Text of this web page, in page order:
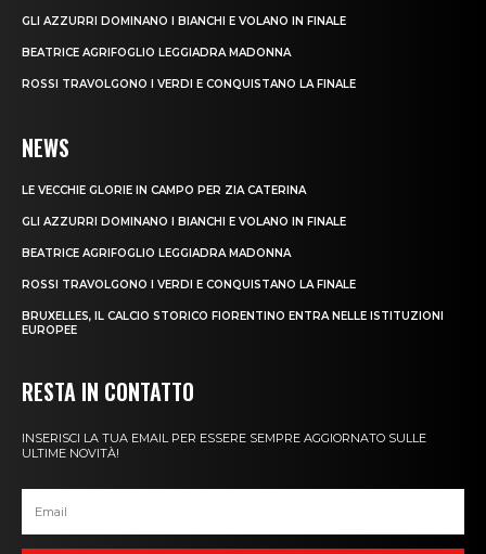
GLI AZZURRI DOMINANO I BIANCHI E VOLANO IN FINALE
BEATRICE AGRIFOGLIO LEGGIADRA MADONNA
ROSSI TRAVOLGONO I VERDI E CONQUISTANO LA FINALE
NEWS
LE VECCHIE GLORIE IN CAMPO PER ZIA CATERINA
GLI AZZURRI DOMINANO I BIANCHI E VOLANO IN FINALE
BEATRICE AGRIFOGLIO LEGGIADRA MADONNA
ROSSI TRAVOLGONO I VERDI E CONQUISTANO LA FINALE
BRUXELLES, IL CALCIO STORICO FIORENTINO ENTRA NELLE ISTITUZIONI
EUROPEE
RESTA IN CONTATTO
INSERISCI LA TUA EMAIL PER ESSERE SEMPRE AGGIORNATO SULLE
ULTIME NOVITÀ!